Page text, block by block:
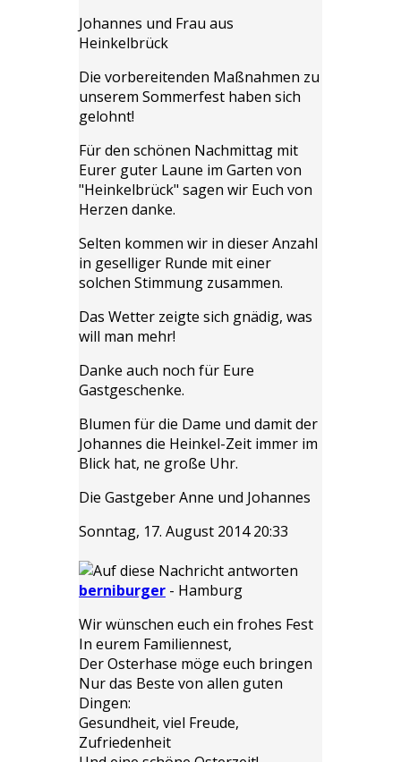
Johannes und Frau aus
Heinkelbrück
Die vorbereitenden Maßnahmen zu
unserem Sommerfest haben sich
gelohnt!
Für den schönen Nachmittag mit
Eurer guter Laune im Garten von
"Heinkelbrück" sagen wir Euch von
Herzen danke.
Selten kommen wir in dieser Anzahl
in geselliger Runde mit einer
solchen Stimmung zusammen.
Das Wetter zeigte sich gnädig, was
will man mehr!
Danke auch noch für Eure
Gastgeschenke.
Blumen für die Dame und damit der
Johannes die Heinkel-Zeit immer im
Blick hat, ne große Uhr.
Die Gastgeber Anne und Johannes
Sonntag, 17. August 2014 20:33
berniburger - Hamburg
Wir wünschen euch ein frohes Fest
In eurem Familiennest,
Der Osterhase möge euch bringen
Nur das Beste von allen guten
Dingen:
Gesundheit, viel Freude,
Zufriedenheit